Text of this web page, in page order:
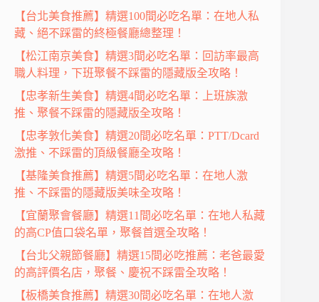
【台北美食推薦】精選100間必吃名單：在地人私
藏、絕不踩雷的終極餐廳總整理！
【松江南京美食】精選3間必吃名單：回訪率最高
職人料理，下班聚餐不踩雷的隱藏版全攻略！
【忠孝新生美食】精選4間必吃名單：上班族激
推、聚餐不踩雷的隱藏版全攻略！
【忠孝敦化美食】精選20間必吃名單：PTT/Dcard
激推、不踩雷的頂級餐廳全攻略！
【基隆美食推薦】精選5間必吃名單：在地人激
推、不踩雷的隱藏版美味全攻略！
【宜蘭聚會餐廳】精選11間必吃名單：在地人私藏
的高CP值口袋名單，聚餐首選全攻略！
【台北父親節餐廳】精選15間必吃推薦：老爸最愛
的高評價名店，聚餐、慶祝不踩雷全攻略！
【板橋美食推薦】精選30間必吃名單：在地人激